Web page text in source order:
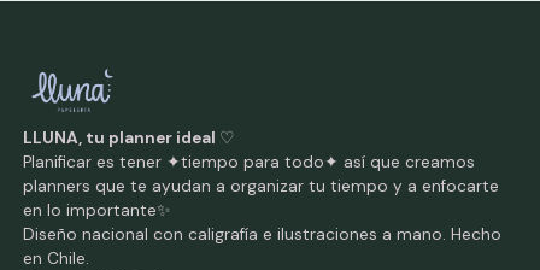
LLUNA, tu planner ideal ♡
Planificar es tener ✦tiempo para todo✦ así que creamos
planners que te ayudan a organizar tu tiempo y a enfocarte
en lo importante✨
Diseño nacional con caligrafía e ilustraciones a mano. Hecho
en Chile.